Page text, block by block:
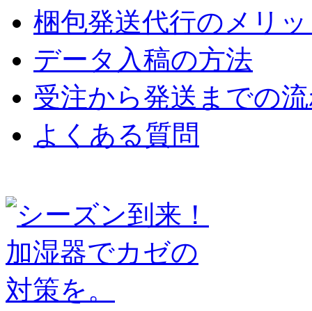
梱包発送代行のメリ
データ入稿の方法
受注から発送までの
よくある質問